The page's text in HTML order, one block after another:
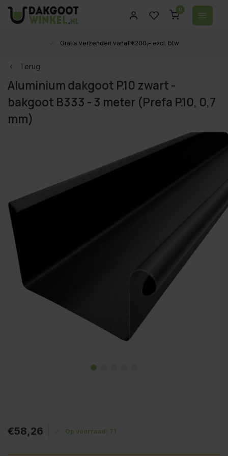
0
Gratis verzenden vanaf €200,- excl. btw
Terug
Aluminium dakgoot P.10 zwart -
bakgoot B333 - 3 meter (Prefa P.10, 0,7
mm)
€58,26 Op voorraad: 71